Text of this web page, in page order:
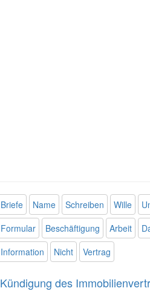
Briefe Name Schreiben Wille
Formular
Beschäftigung Arbeit
Information
Nicht Vertrag
Kündigung des